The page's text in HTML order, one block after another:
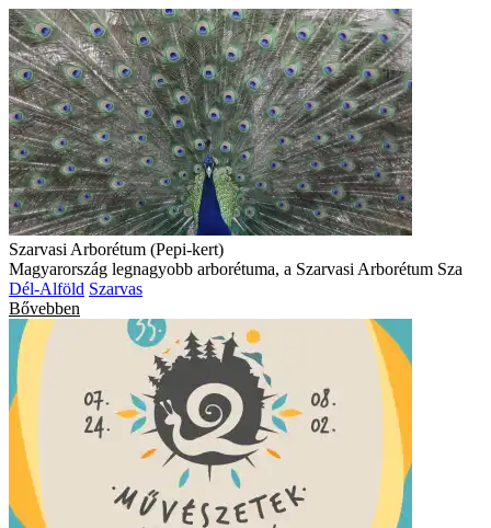
Szarvasi Arborétum (Pepi-kert)
Magyarország legnagyobb arborétuma, a Szarvasi Arborétum Sza
Dél-Alföld Szarvas
Bővebben